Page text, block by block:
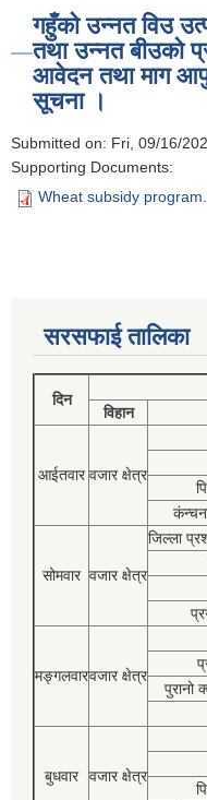
गहुँको उन्नत विउ
तथा उन्नत बीउको
आवेदन तथा माग
सूचना ।
Submitted on: Fri, 09/16/
Supporting Documents:
Wheat subsidy
सरसफाई तालिका
दिन
विहान
आईतवार वजार क्षेत्र
सोमवार वजार क्षेत्र
जिल्ला
मङ्गलवारवजार क्षेत्र
पुरानो
बुधवार वजार क्षेत्र